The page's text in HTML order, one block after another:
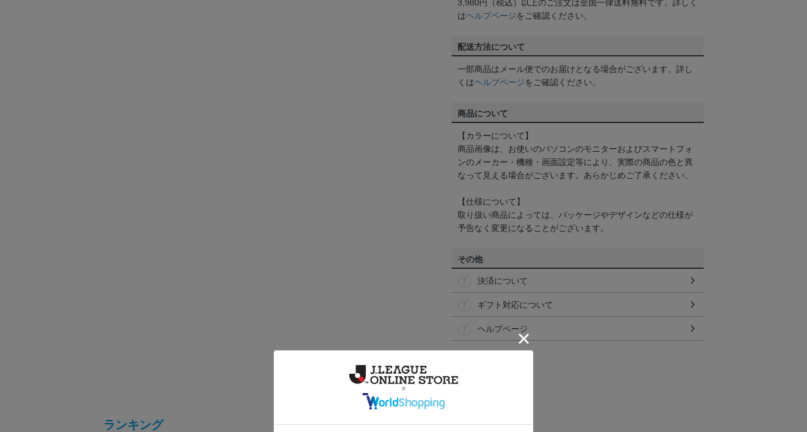
3,980円（税込）以上のご注文は全国一律送料無料です。詳しく
はヘルプページをご確認ください。
配送方法について
一部商品はメール便でのお届けとなる場合がございます。詳し
くはヘルプページをご確認ください。
商品について
【カラーについて】
商品画像は、お使いのパソコンのモニターおよびスマートフォ
ンのメーカー・機種・画面設定等により、実際の商品の色と異
なって見える場合がございます。あらかじめご了承ください。
【仕様について】
取り扱い商品によっては、パッケージやデザインなどの仕様が
予告なく変更になることがございます。
その他
決済について
ギフト対応について
ヘルプページ
ランキング